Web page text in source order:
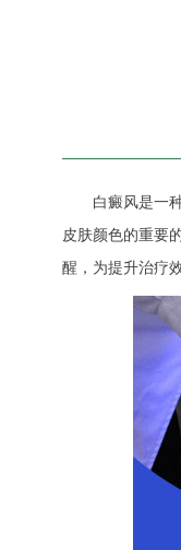
白癜风是一种
皮肤颜色的重要
醒，为提升治疗